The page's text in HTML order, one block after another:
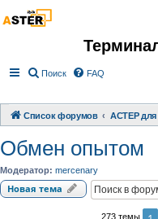
Поиск FAQ
Список форумов АСТЕР для
Обмен опытом
Модератор: mercenary
Новая тема
273 темы